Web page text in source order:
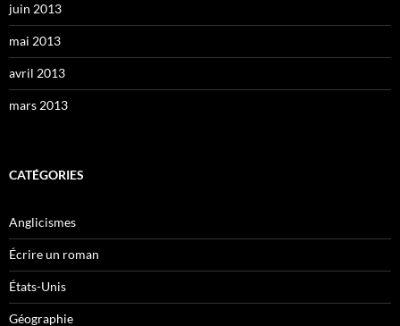
juin 2013
mai 2013
avril 2013
mars 2013
CATÉGORIES
Anglicismes
Écrire un roman
États-Unis
Géographie